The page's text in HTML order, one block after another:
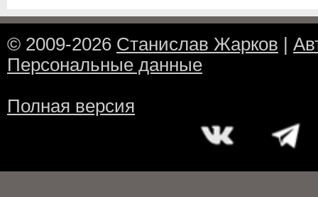
© 2009-2026 Станислав Жарков
Персональные данные
Полная версия